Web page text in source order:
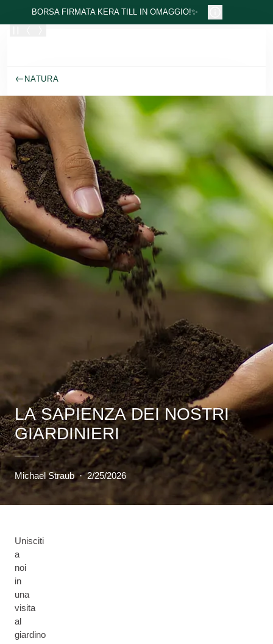
Passa al contenuto principale
BORSA FIRMATA KERA TILL IN OMAGGIO!✨
NATURA
LA SAPIENZA DEI NOSTRI
GIARDINIERI
Michael Straub · 2/25/2026
Unisciti
a
noi
in
una
visita
al
giardino